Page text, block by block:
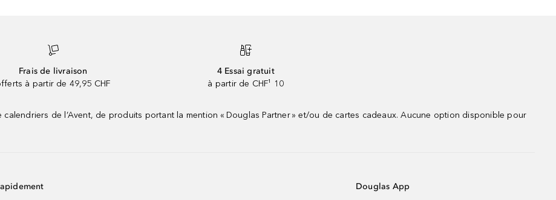
Frais de livraison
à partir de 49,95 CHF
4 Essai gratuit
à partir de CHF¹ 10
de l’Avent, de produits portant la mention « Douglas Partner » et/ou de cartes cadeaux. Aucune option disponible pour
Douglas App